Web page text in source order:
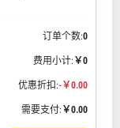
订单个数:0
费用小计: ￥0
优惠折扣:-￥0.00
需要支付: ￥0.00